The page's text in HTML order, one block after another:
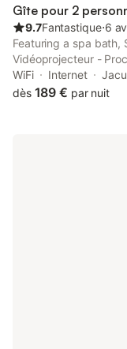
Gîte pour 2
9.7Fantastique⋅6
Featuring a spa bath,
Vidéoprojecteur -
offers access to a
WiFi.
WiFi Internet
dès 189 € par nuit